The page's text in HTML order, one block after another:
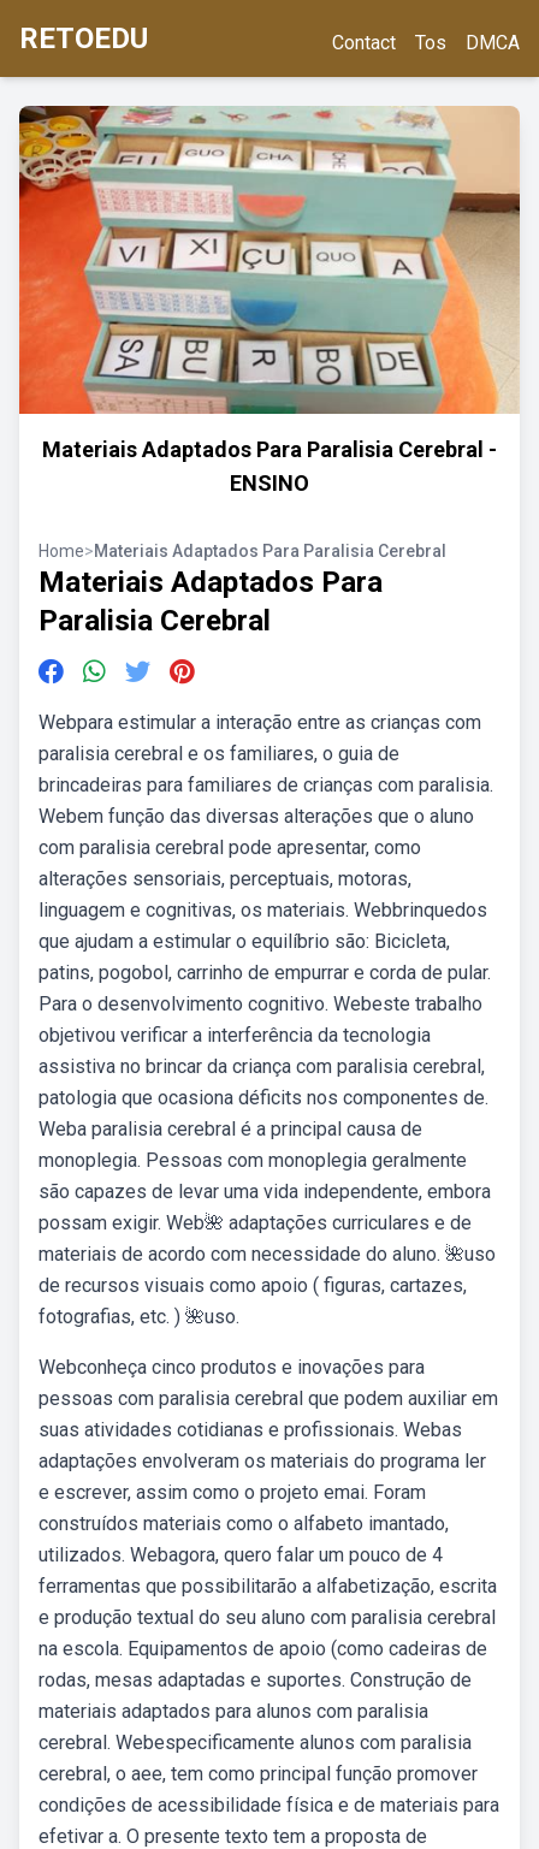
RETOEDU Contact Tos DMCA
Materiais Adaptados Para Paralisia Cerebral -
ENSINO
Home>Materiais Adaptados Para Paralisia Cerebral
Materiais Adaptados Para
Paralisia Cerebral
Webpara estimular a interação entre as crianças com
paralisia cerebral e os familiares, o guia de
brincadeiras para familiares de crianças com paralisia.
Webem função das diversas alterações que o aluno
com paralisia cerebral pode apresentar, como
alterações sensoriais, perceptuais, motoras,
linguagem e cognitivas, os materiais. Webbrinquedos
que ajudam a estimular o equilíbrio são: Bicicleta,
patins, pogobol, carrinho de empurrar e corda de pular.
Para o desenvolvimento cognitivo. Webeste trabalho
objetivou verificar a interferência da tecnologia
assistiva no brincar da criança com paralisia cerebral,
patologia que ocasiona déficits nos componentes de.
Weba paralisia cerebral é a principal causa de
monoplegia. Pessoas com monoplegia geralmente
são capazes de levar uma vida independente, embora
possam exigir. Web🌺 adaptações curriculares e de
materiais de acordo com necessidade do aluno. 🌺uso
de recursos visuais como apoio ( figuras, cartazes,
fotografias, etc. ) 🌺uso.
Webconheça cinco produtos e inovações para
pessoas com paralisia cerebral que podem auxiliar em
suas atividades cotidianas e profissionais. Webas
adaptações envolveram os materiais do programa ler
e escrever, assim como o projeto emai. Foram
construídos materiais como o alfabeto imantado,
utilizados. Webagora, quero falar um pouco de 4
ferramentas que possibilitarão a alfabetização, escrita
e produção textual do seu aluno com paralisia cerebral
na escola. Equipamentos de apoio (como cadeiras de
rodas, mesas adaptadas e suportes. Construção de
materiais adaptados para alunos com paralisia
cerebral. Webespecificamente alunos com paralisia
cerebral, o aee, tem como principal função promover
condições de acessibilidade física e de materiais para
efetivar a. O presente texto tem a proposta de